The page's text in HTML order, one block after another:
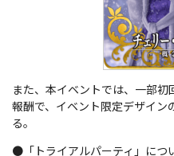
また、本イベントでは、一部
報酬で、イベント限定デザイン
る。
●「トライアルパーティ」につ